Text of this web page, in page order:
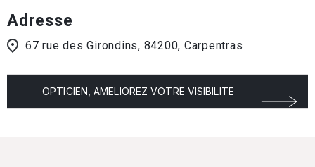
Adresse
67 rue des Girondins, 84200, Carpentras
OPTICIEN, AMELIOREZ VOTRE VISIBILITE